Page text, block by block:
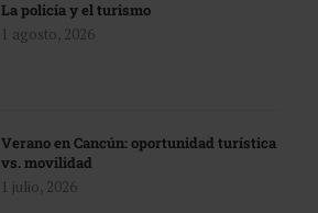
La policía y el turismo
1 agosto, 2026
Verano en Cancún: oportunidad turística
vs. movilidad
1 julio, 2026